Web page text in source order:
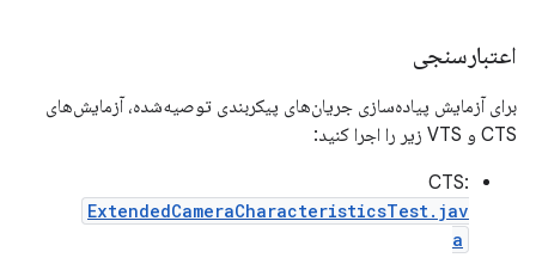
اعتبارسنجی
برای آزمایش پیاده‌سازی جریان‌های پیکربندی توصیه‌شده، آزمایش‌های
CTS و VTS زیر را اجرا کنید:
CTS:
ExtendedCameraCharacteristicsTest.jav
a